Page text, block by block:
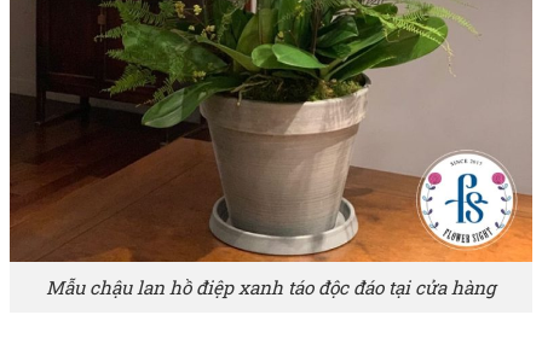
Mẫu chậu lan hồ điệp xanh táo độc đáo tại cửa hàng